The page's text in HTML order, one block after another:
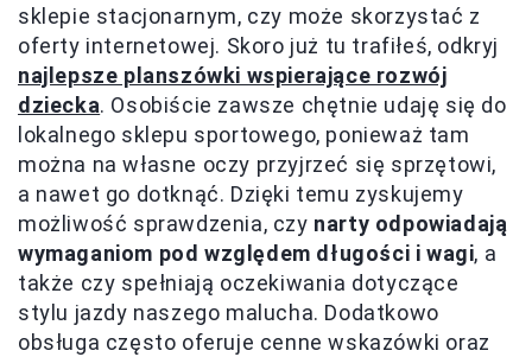
sklepie stacjonarnym, czy może skorzystać z
oferty internetowej. Skoro już tu trafiłeś, odkryj
najlepsze planszówki wspierające rozwój
dziecka. Osobiście zawsze chętnie udaję się do
lokalnego sklepu sportowego, ponieważ tam
można na własne oczy przyjrzeć się sprzętowi,
a nawet go dotknąć. Dzięki temu zyskujemy
możliwość sprawdzenia, czy narty odpowiadają
wymaganiom pod względem długości i wagi, a
także czy spełniają oczekiwania dotyczące
stylu jazdy naszego malucha. Dodatkowo
obsługa często oferuje cenne wskazówki oraz